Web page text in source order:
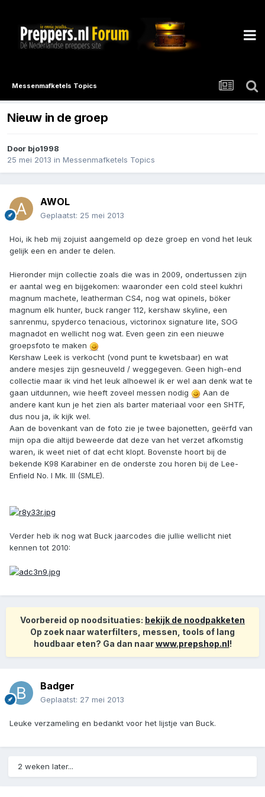
Messenmafketels Topics
Nieuw in de groep
Door bjo1998
25 mei 2013 in Messenmafketels Topics
AWOL
Geplaatst: 25 mei 2013
Hoi, ik heb mij zojuist aangemeld op deze groep en vond het leuk
gelijk een en ander te delen.
Hieronder mijn collectie zoals die was in 2009, ondertussen zijn
er aantal weg en bijgekomen: waaronder een cold steel kukhri
magnum machete, leatherman CS4, nog wat opinels, böker
magnum elk hunter, buck ranger 112, kershaw skyline, een
sanrenmu, spyderco tenacious, victorinox signature lite, SOG
magnadot en wellicht nog wat. Even geen zin een nieuwe
groepsfoto te maken
Kershaw Leek is verkocht (vond punt te kwetsbaar) en wat
andere mesjes zijn gesneuveld / weggegeven. Geen high-end
collectie maar ik vind het leuk alhoewel ik er wel aan denk wat te
gaan uitdunnen, wie heeft zoveel messen nodig
Aan de
andere kant kun je het zien als barter materiaal voor een SHTF,
dus nou ja, ik kijk wel.
Aan de bovenkant van de foto zie je twee bajonetten, geërfd van
mijn opa die altijd beweerde dat deze van het verzet afkomstig
waren, ik weet niet of dat echt klopt. Bovenste hoort bij de
bekende K98 Karabiner en de onderste zou horen bij de Lee-
Enfield No. I Mk. III (SMLE).
Verder heb ik nog wat Buck jaarcodes die jullie wellicht niet
kennen tot 2010:
Voorbereid op noodsituaties: bekijk de noodpakketen
Op zoek naar waterfilters, messen, tools of lang
houdbaar eten? Ga dan naarwww.prepshop.nl!
Badger
Geplaatst: 27 mei 2013
Leuke verzameling en bedankt voor het lijstje van Buck.
2 weken later...